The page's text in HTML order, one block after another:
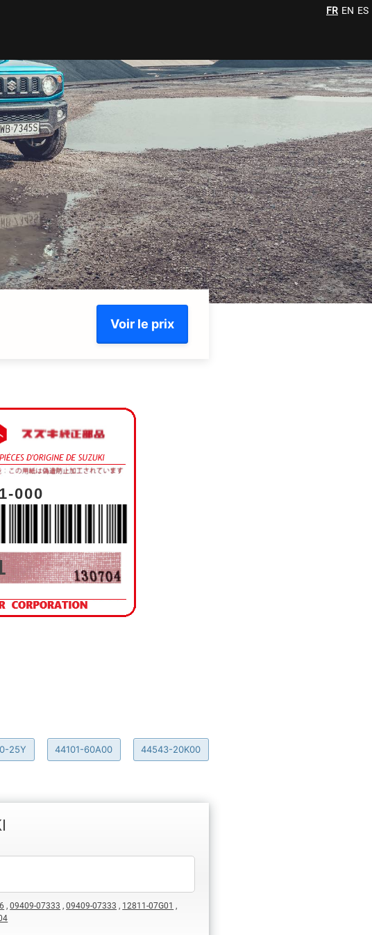
FR EN ES
Voir le prix
000
25Y 44101-60A00 44543-20K00
,09409-07333 ,09409-07333 , 12811-07G01 ,